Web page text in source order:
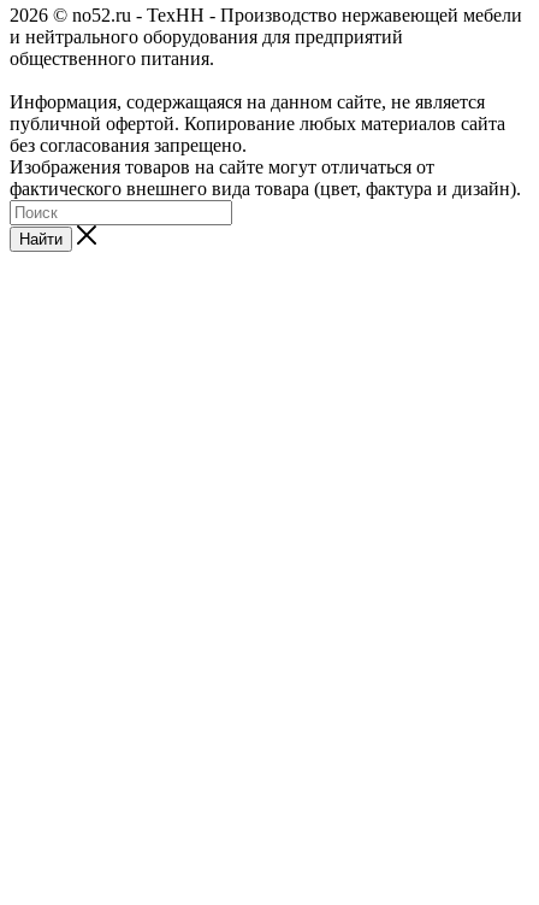
2026 © no52.ru - ТехНН - Производство нержавеющей мебели
и нейтрального оборудования для предприятий
общественного питания.
Информация, содержащаяся на данном сайте, не является
публичной офертой. Копирование любых материалов сайта
без согласования запрещено.
Изображения товаров на сайте могут отличаться от
фактического внешнего вида товара (цвет, фактура и дизайн).
Найти